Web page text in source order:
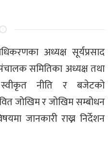
अध्यक्ष सूर्यप्रसाद
समितिका अध्यक्ष तथा
नीति र बजेटको
जोखिम र जोखिम सम्बोधन
जानकारी राख्न निर्देशन